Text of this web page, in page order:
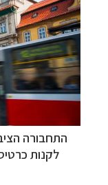
התחבורה
לקנות